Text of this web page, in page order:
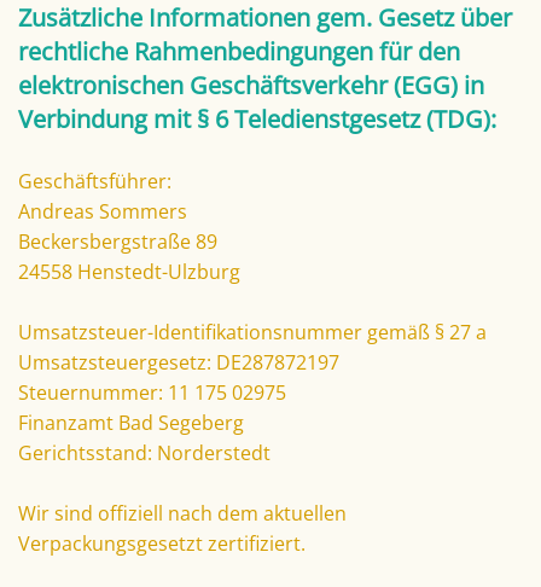
Zusätzliche Informationen gem. Gesetz über
rechtliche Rahmenbedingungen für den
elektronischen Geschäftsverkehr (EGG) in
Verbindung mit § 6 Teledienstgesetz (TDG):
Geschäftsführer:
Andreas Sommers
Beckersbergstraße 89
24558 Henstedt-Ulzburg
Umsatzsteuer-Identifikationsnummer gemäß § 27 a
Umsatzsteuergesetz: DE287872197
Steuernummer: 11 175 02975
Finanzamt Bad Segeberg
Gerichtsstand: Norderstedt
Wir sind offiziell nach dem aktuellen
Verpackungsgesetzt zertifiziert.